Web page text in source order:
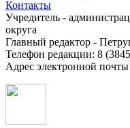
Контакты
Учредитель -
округа
Главный редактор -
Телефон редакции: 8
Адрес электронной